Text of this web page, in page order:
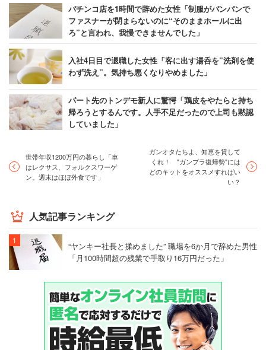
パチンコ店を1時間で辞めた女性「制服がパンパンで
ファスナーが閉まらないのに“そのままホールに出
ろ”と言われ、我慢できませんでした」
入社4日目で退職した女性「客に出す湯呑を”洗剤を使
わず洗え”。気持ち悪くなりやめました」
パート先のトンデモ新人に驚愕「鶏皮をやたらと持ち
帰ろうとするんです。人手不足だったので上司も黙認
していました」
世帯年収1200万円の暮らし「車
はレクサス、フォルクスワーゲ
ン。週末はほぼ外食です」
ガンオタたちよ、知恵を貸して
くれ！ "ガンプラ復帰勢"には
どのキットをオススメすればい
い？
人気記事ランキング
“ヤンキー社長と揉めました” 職場を6か月で辞めた男性
「月100時間超の残業で手取り16万円だった」